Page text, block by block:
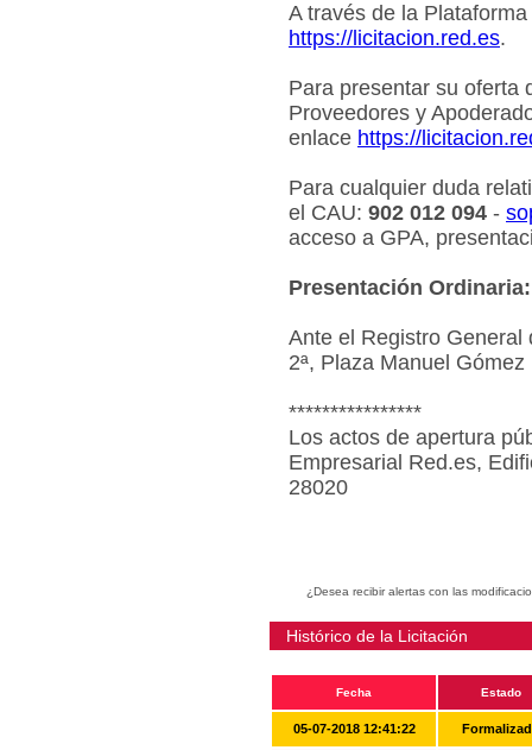
A través de la
https://licitacion.red.es.
Para presentar su oferta
Proveedores y
enlace https://
Para cualquier duda
el CAU: 902 012 094 -
acceso a GPA,
Presentación Ordinaria:
Ante el Registro General
2ª, Plaza Manuel
****************
Los actos de apertura
Empresarial Red.es,
28020
¿Desea recibir alertas con las
Histórico de la Licitación
Fecha Estado
05-07-2018 12:41:22